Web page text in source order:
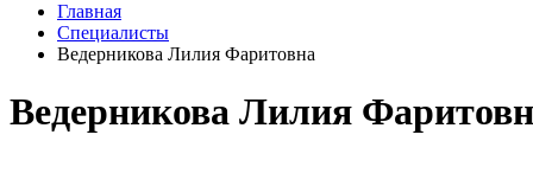
Главная
Специалисты
Ведерникова Лилия Фаритовна
Ведерникова Лилия